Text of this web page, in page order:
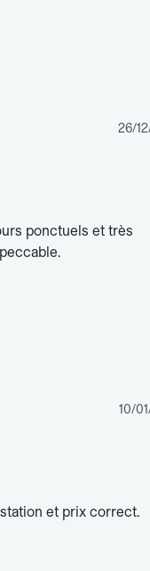
26/
ponctuels et très
10/
et prix correct.